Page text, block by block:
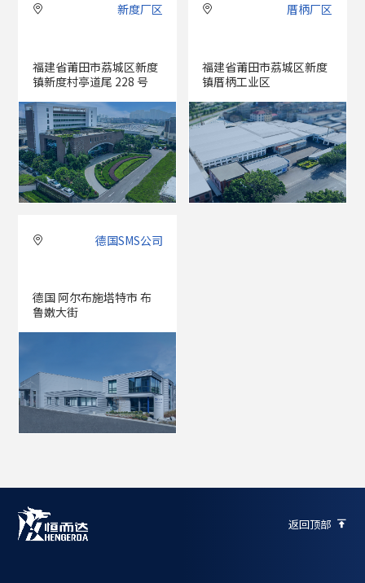
 新度厂区
福建省莆田市荔城区新度
镇新度村亭道尾 228 号
 厝柄厂区
福建省莆田市荔城区新度
镇厝柄工业区
 德国SMS公司
德国 阿尔布施塔特市 布
鲁嫩大街
返回顶部 